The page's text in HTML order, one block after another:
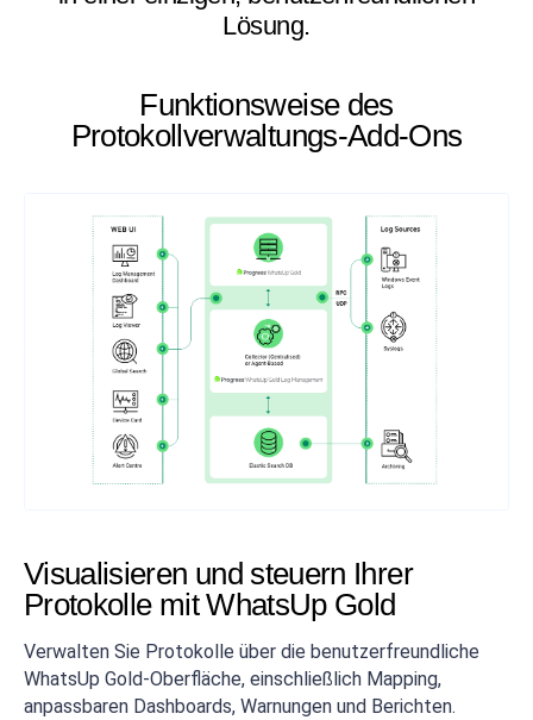
Lösung.
Funktionsweise des
Protokollverwaltungs-Add-Ons
Visualisieren und steuern Ihrer
Protokolle mit WhatsUp Gold
Verwalten Sie Protokolle über die benutzerfreundliche
WhatsUp Gold-Oberfläche, einschließlich Mapping,
anpassbaren Dashboards, Warnungen und Berichten.